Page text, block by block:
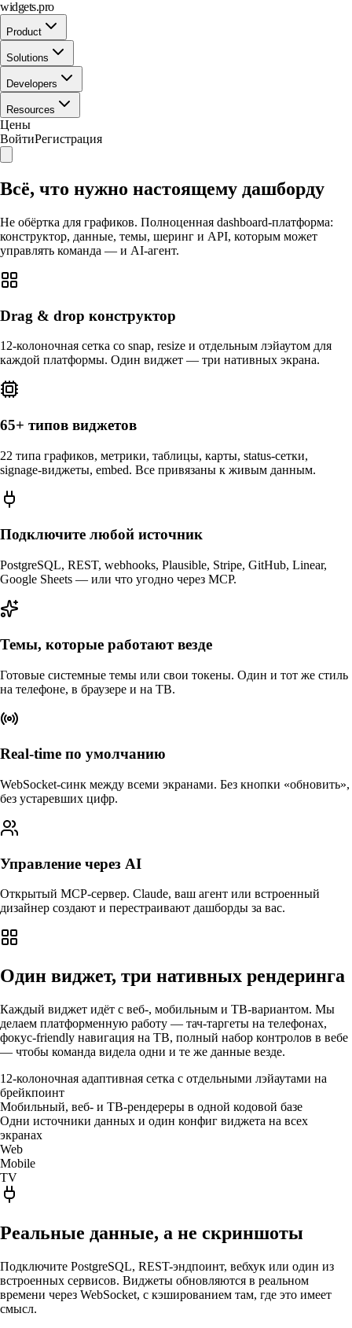
widgets.pro
Product
Solutions
Developers
Resources
Цены
ВойтиРегистрация
Всё, что нужно настоящему дашборду
Не обёртка для графиков. Полноценная dashboard-платформа:
конструктор, данные, темы, шеринг и API, которым может
управлять команда — и AI-агент.
Drag & drop конструктор
12-колоночная сетка со snap, resize и отдельным лэйаутом для
каждой платформы. Один виджет — три нативных экрана.
65+ типов виджетов
22 типа графиков, метрики, таблицы, карты, status-сетки,
signage-виджеты, embed. Все привязаны к живым данным.
Подключите любой источник
PostgreSQL, REST, webhooks, Plausible, Stripe, GitHub, Linear,
Google Sheets — или что угодно через MCP.
Темы, которые работают везде
Готовые системные темы или свои токены. Один и тот же стиль
на телефоне, в браузере и на ТВ.
Real-time по умолчанию
WebSocket-синк между всеми экранами. Без кнопки «обновить»,
без устаревших цифр.
Управление через AI
Открытый MCP-сервер. Claude, ваш агент или встроенный
дизайнер создают и перестраивают дашборды за вас.
Один виджет, три нативных рендеринга
Каждый виджет идёт с веб-, мобильным и ТВ-вариантом. Мы
делаем платформенную работу — тач-таргеты на телефонах,
фокус-friendly навигация на ТВ, полный набор контролов в вебе
— чтобы команда видела одни и те же данные везде.
12-колоночная адаптивная сетка с отдельными лэйаутами на
брейкпоинт
Мобильный, веб- и ТВ-рендереры в одной кодовой базе
Одни источники данных и один конфиг виджета на всех
экранах
Web
Mobile
TV
Реальные данные, а не скриншоты
Подключите PostgreSQL, REST-эндпоинт, вебхук или один из
встроенных сервисов. Виджеты обновляются в реальном
времени через WebSocket, с кэшированием там, где это имеет
смысл.